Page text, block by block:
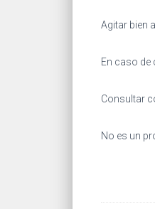
Agitar bien
En caso de
Consultar
No es un